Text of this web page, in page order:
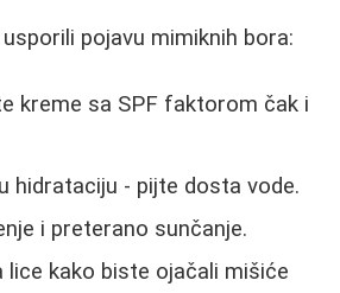
pojavu mimiknih bora:
kreme sa SPF faktorom čak i
hidrataciju - pijte dosta vode.
i preterano sunčanje.
lice kako biste ojačali mišiće